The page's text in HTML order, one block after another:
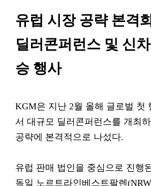
유럽 시장 공략 본격
딜러콘퍼런스 및 신
승 행사
KGM은 지난 2월 올해 글로벌 첫
서 대규모 딜러콘퍼런스를 개최
공략에 본격적으로 나섰다.
유럽 판매 법인을 중심으로 진행
독일 노르트라인베스트팔렌